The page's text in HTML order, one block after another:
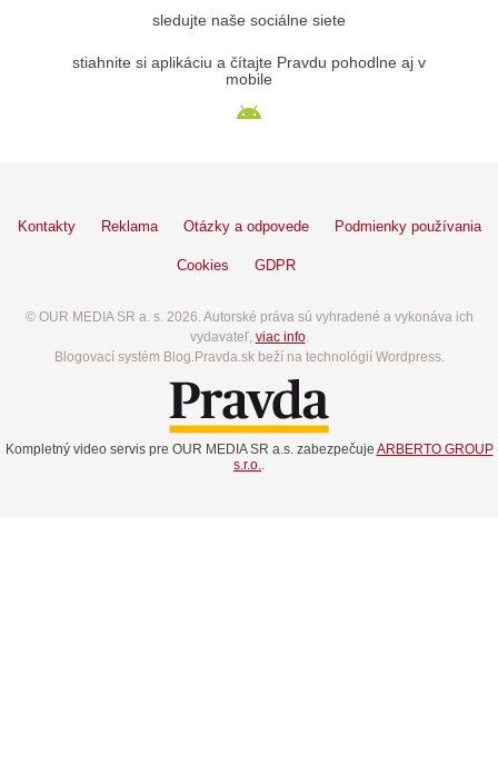
sledujte naše sociálne siete
stiahnite si aplikáciu a čítajte Pravdu pohodlne aj v
mobile
Kontakty Reklama Otázky a odpovede Podmienky používania
Cookies GDPR
© OUR MEDIA SR a. s. 2026. Autorské práva sú vyhradené a vykonáva ich
vydavateľ, viac info.
Blogovací systém Blog.Pravda.sk beží na technológií Wordpress.
Kompletný video servis pre OUR MEDIA SR a.s. zabezpečuje ARBERTO GROUP
s.r.o..